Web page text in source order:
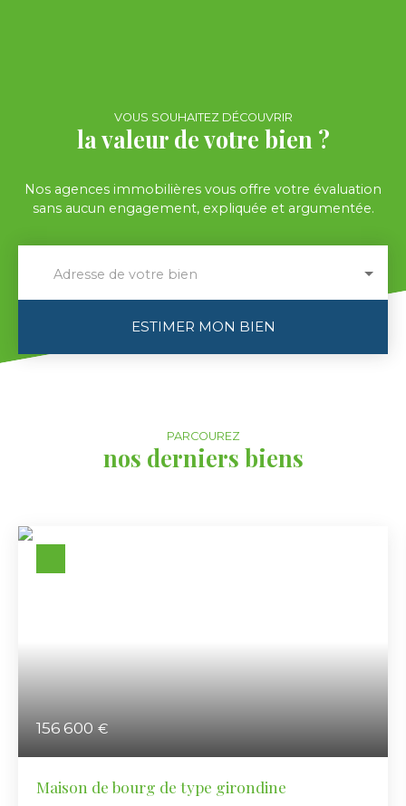
VOUS SOUHAITEZ DÉCOUVRIR
la valeur de votre bien ?
Nos agences immobilières vous offre votre évaluation
sans aucun engagement, expliquée et argumentée.
Adresse de votre bien
ESTIMER MON BIEN
PARCOUREZ
nos derniers biens
156 600 €
Maison de bourg de type girondine